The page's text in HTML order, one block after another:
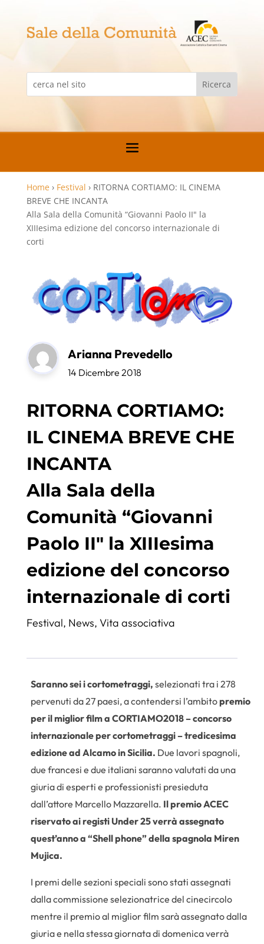
Home › Festival › RITORNA CORTIAMO: IL CINEMA
BREVE CHE INCANTA
Alla Sala della Comunità “Giovanni Paolo II" la
XIIIesima edizione del concorso internazionale di
corti
Arianna Prevedello
14 Dicembre 2018
RITORNA CORTIAMO:
IL CINEMA BREVE CHE
INCANTA
Alla Sala della
Comunità “Giovanni
Paolo II" la XIIIesima
edizione del concorso
internazionale di corti
Festival, News, Vita associativa
Saranno sei i cortometraggi,selezionati tra i 278
pervenuti da 27 paesi, a contendersi l’ambitopremio
per il miglior film a CORTIAMO2018 – concorso
internazionale per cortometraggi – tredicesima
edizione ad Alcamo in Sicilia. Due lavori spagnoli,
due francesi e due italiani saranno valutati da una
giuria di esperti e professionisti presieduta
dall’attore Marcello Mazzarella. Il premio ACEC
riservato ai registi Under 25 verrà assegnato
quest’anno a “Shell phone” della spagnola Miren
Mujica.
I premi delle sezioni speciali sono stati assegnati
dalla commissione selezionatrice del cinecircolo
mentre il premio al miglior film sarà assegnato dalla
giuria e nella stessa giornata di domenica verrà